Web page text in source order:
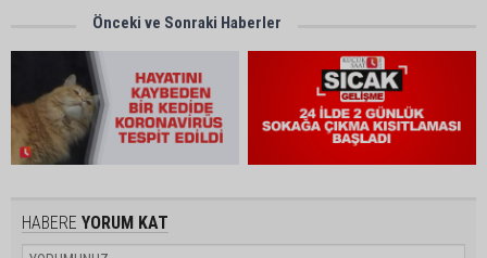
Önceki ve Sonraki Haberler
HABERE YORUM KAT